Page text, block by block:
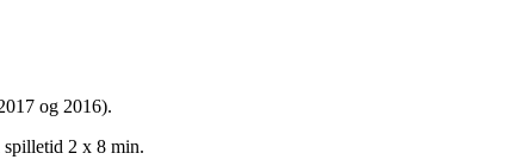
og 2016).
2 x 8 min.